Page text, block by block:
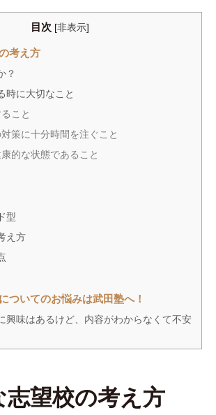
武田塾御茶ノ水本校に入塾し、偏差値
イギリスのイースト・アングリア大学
後、一般企業で英語を活用した実務経
練馬校・田無校・ひばりヶ丘校・東久留
間校・草津校・滋賀彦根校を統括し、
上智・GMARCHなどへの合格者を多数
た、武田塾のカリキュラム作成に携わ
チャンネル「武田塾English」や「武田
出演中。
English」では累計400万回再生を突破
英語学習情報を配信。自身も英語初心
TOEIC990点（満点）を取得した経験を
200点（満点）
なかった私が数年でTOEIC満点をとっ
目次 [非表示]
考え方
？
時に大切なこと
こと
策に十分時間を注ぐこと
的な状態であること
型
え方
ついてのお悩みは武田塾へ！
興味はあるけど、内容がわからなくて不安
志望校の考え方